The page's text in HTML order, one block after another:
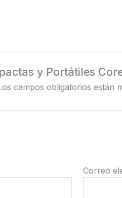
y Portátiles
campos obligatorios están
Correo